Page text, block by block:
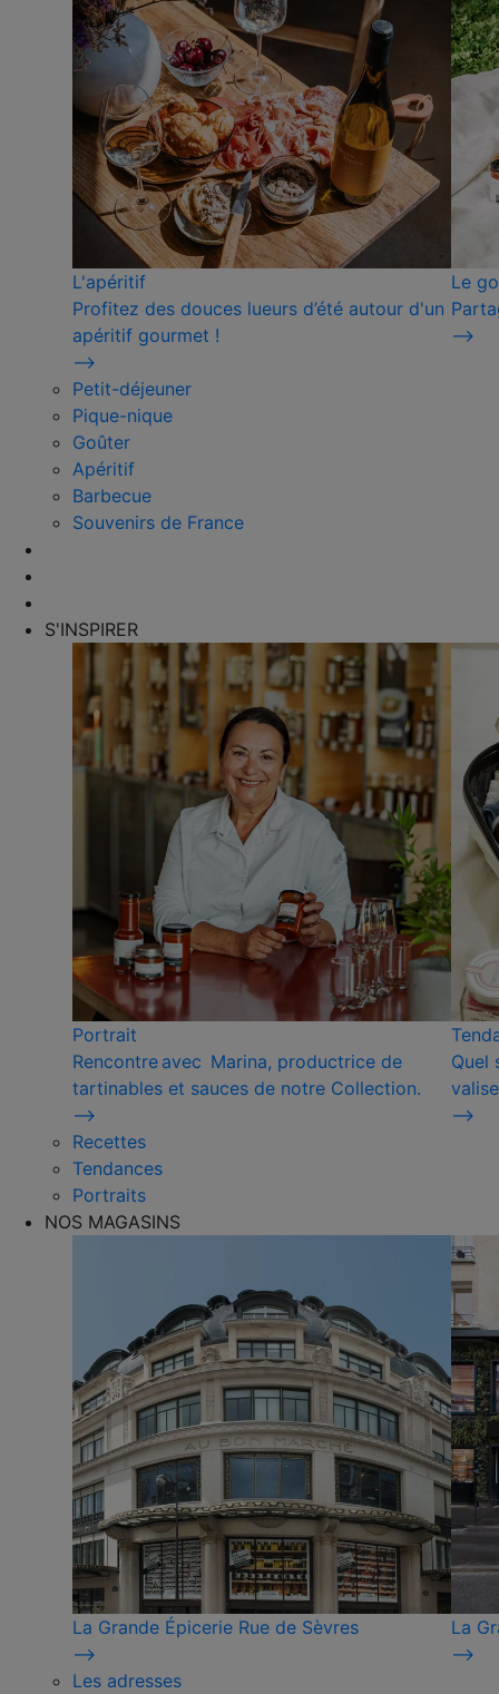
L'apéritif
Profitez des douces lueurs d’été autour d'un
apéritif gourmet !
⟶
Le
⟶
Petit-déjeuner
Pique-nique
Goûter
Apéritif
Barbecue
Souvenirs de France
S'INSPIRER
Portrait
Rencontre avec Marina, productrice de
tartinables et sauces de notre Collection.
⟶
Quel
⟶
Recettes
Tendances
Portraits
NOS MAGASINS
La Grande Épicerie Rue de Sèvres
⟶
La
⟶
Les adresses